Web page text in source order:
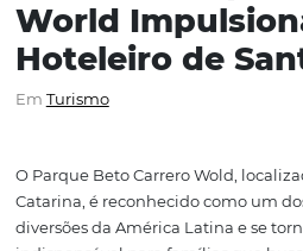
Como o
Hoteleiro de
Em Turismo